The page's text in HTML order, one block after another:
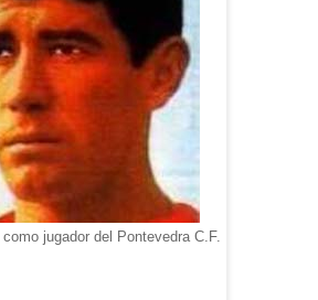
jugador del Pontevedra C.F.